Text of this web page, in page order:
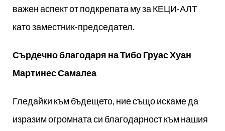
важен аспект от подкрепата му за КЕЦИ-АЛТ
като заместник-председател.
Сърдечно благодаря на Тибо ГруасХуан
Мартинес Самалеа
Гледайки към бъдещето, ние също искаме да
изразим огромната си благодарност към нашия